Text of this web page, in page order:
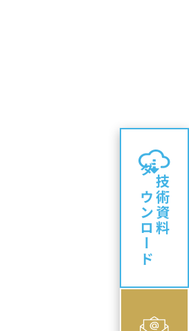
技術資料
ダウンロード